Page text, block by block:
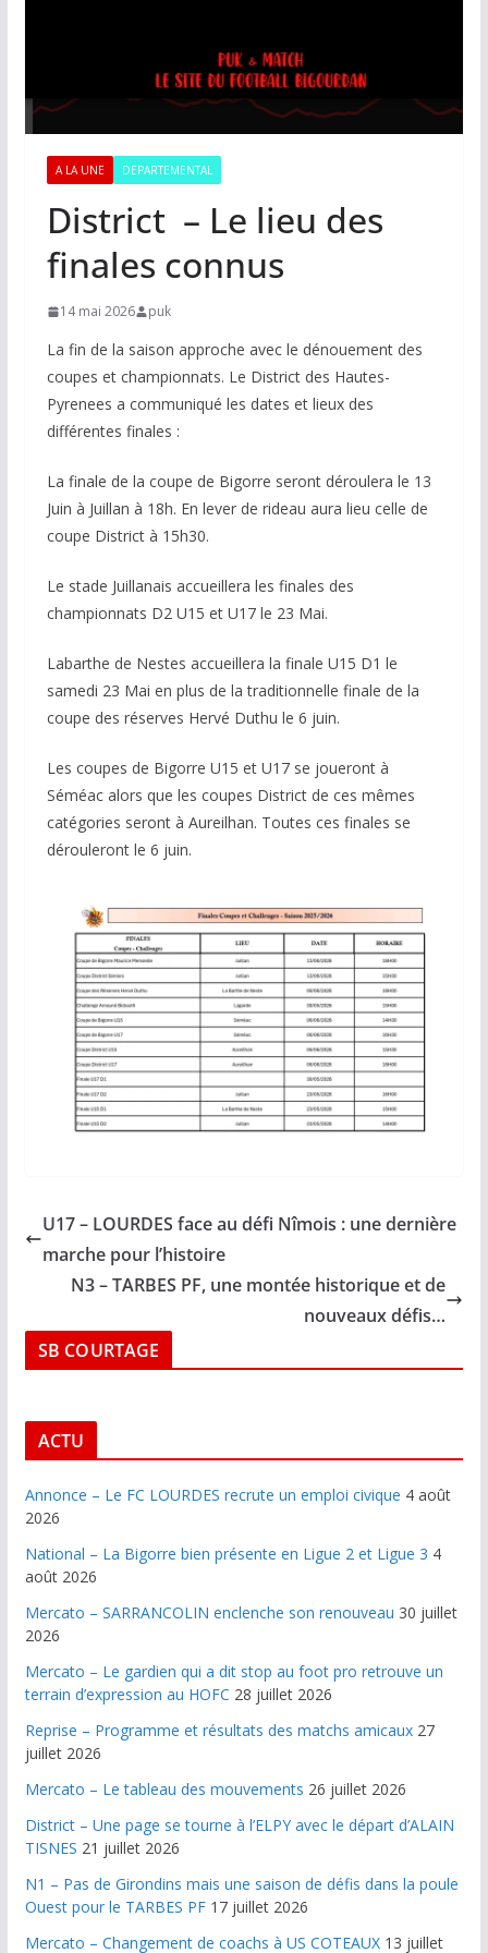
A LA UNE DEPARTEMENTAL
District – Le lieu des
finales connus
14 mai 2026 puk
La fin de la saison approche avec le dénouement des
coupes et championnats. Le District des Hautes-
Pyrenees a communiqué les dates et lieux des
différentes finales :
La finale de la coupe de Bigorre seront déroulera le 13
Juin à Juillan à 18h. En lever de rideau aura lieu celle de
coupe District à 15h30.
Le stade Juillanais accueillera les finales des
championnats D2 U15 et U17 le 23 Mai.
Labarthe de Nestes accueillera la finale U15 D1 le
samedi 23 Mai en plus de la traditionnelle finale de la
coupe des réserves Hervé Duthu le 6 juin.
Les coupes de Bigorre U15 et U17 se joueront à
Séméac alors que les coupes District de ces mêmes
catégories seront à Aureilhan. Toutes ces finales se
dérouleront le 6 juin.
U17 – LOURDES face au défi Nîmois : une dernière
marche pour l’histoire
N3 – TARBES PF, une montée historique et de
nouveaux défis…
SB COURTAGE
ACTU
Annonce – Le FC LOURDES recrute un emploi civique 4 août
2026
National – La Bigorre bien présente en Ligue 2 et Ligue 3 4
août 2026
Mercato – SARRANCOLIN enclenche son renouveau 30 juillet
2026
Mercato – Le gardien qui a dit stop au foot pro retrouve un
terrain d’expression au HOFC 28 juillet 2026
Reprise – Programme et résultats des matchs amicaux 27
juillet 2026
Mercato – Le tableau des mouvements 26 juillet 2026
District – Une page se tourne à l’ELPY avec le départ d’ALAIN
TISNES 21 juillet 2026
N1 – Pas de Girondins mais une saison de défis dans la poule
Ouest pour le TARBES PF 17 juillet 2026
Mercato – Changement de coachs à US COTEAUX 13 juillet